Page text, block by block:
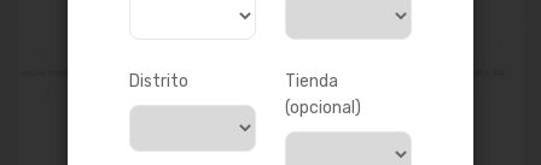
Distrito
Tienda
(opcional)